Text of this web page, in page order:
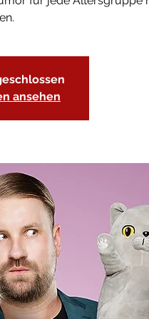
ansehen